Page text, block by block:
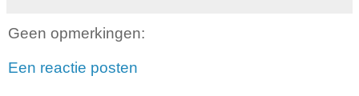
Geen opmerkingen:
Een reactie posten